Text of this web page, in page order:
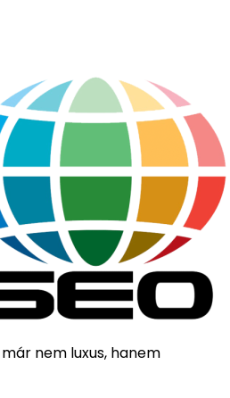
nem luxus, hanem